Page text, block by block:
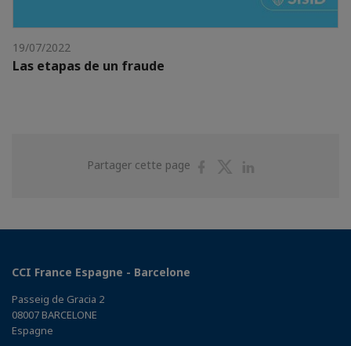
19/07/2022
Las etapas de un fraude
Partager cette page
PartagerPartager
CCI France Espagne - Barcelone
Passeig de Gracia 2
08007 BARCELONE
Espagne